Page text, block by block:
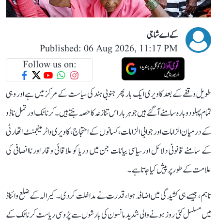
کے اے شاجی
Published: 06 Aug 2026, 11:17 PM
Follow us on:
طویل وقفے کے بعد کاویری ایک بار پھر جنوبی ہند کی سیاست کے مرکز میں ہے اور وہی
تمام پہلو دوبارہ سامنے آ گئے ہیں جو ہر بار اس تنازعہ کا حصہ بنتے ہیں۔ کرناٹک اور تمل ناڈو
کے درمیان الزامات اور جوابی الزامات، کسانوں کے احتجاج، کاویری واٹر مینجمنٹ اتھارٹی
کے سامنے قانونی دلائل اور سیاسی بیانات جن میں دریا کو علاقائی وقار اور ناانصافی کی
علامت کے طور پر پیش کیا جاتا ہے۔
تاہم، جیسے ہی کشیدگی میں اضافہ ہوا، قدرت نے مداخلت کر دی۔ کیرالہ کے ضلع وائناڈ
میں مسلسل کئی روز ہونے والی شدید مانسون کی بارشوں سے پڑوسی ریاست کرناٹک کے